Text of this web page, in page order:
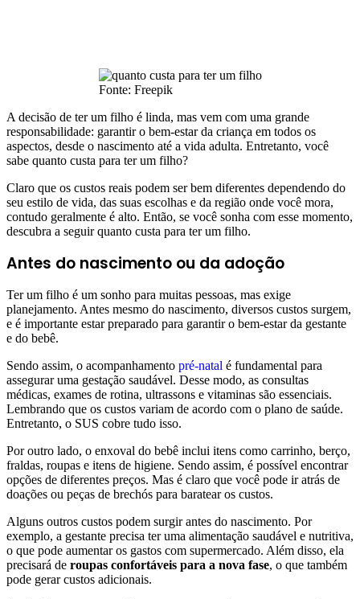
Fonte: Freepik
A decisão de ter um filho é linda, mas vem com uma grande
responsabilidade: garantir o bem-estar da criança em todos os
aspectos, desde o nascimento até a vida adulta. Entretanto, você
sabe quanto custa para ter um filho?
Claro que os custos reais podem ser bem diferentes dependendo do
seu estilo de vida, das suas escolhas e da região onde você mora,
contudo geralmente é alto. Então, se você sonha com esse momento,
descubra a seguir quanto custa para ter um filho.
Antes do nascimento ou da adoção
Ter um filho é um sonho para muitas pessoas, mas exige
planejamento. Antes mesmo do nascimento, diversos custos surgem,
e é importante estar preparado para garantir o bem-estar da gestante
e do bebê.
Sendo assim, o acompanhamento pré-natal é fundamental para
assegurar uma gestação saudável. Desse modo, as consultas
médicas, exames de rotina, ultrassons e vitaminas são essenciais.
Lembrando que os custos variam de acordo com o plano de saúde.
Entretanto, o SUS cobre tudo isso.
Por outro lado, o enxoval do bebê inclui itens como carrinho, berço,
fraldas, roupas e itens de higiene. Sendo assim, é possível encontrar
opções de diferentes preços. Mas é claro que você pode ir atrás de
doações ou peças de brechós para baratear os custos.
Alguns outros custos podem surgir antes do nascimento. Por
exemplo, a gestante precisa ter uma alimentação saudável e nutritiva,
o que pode aumentar os gastos com supermercado. Além disso, ela
precisará de roupas confortáveis para a nova fase, o que também
pode gerar custos adicionais.